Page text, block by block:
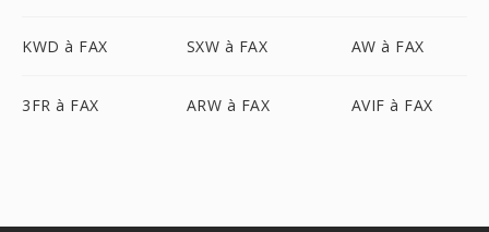
KWD à FAX SXW à FAX AW à FAX
3FR à FAX ARW à FAX AVIF à FAX